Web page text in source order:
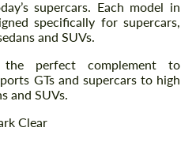
supercars. Each model in
specifically for supercars,
and SUVs.
perfect complement to
GTs and supercars to high
and SUVs.
Clear